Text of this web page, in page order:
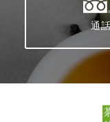
通